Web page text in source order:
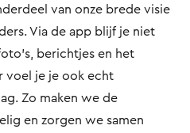
van onze brede visie
Via de app blijf je niet
berichtjes en het
voel je je ook echt
Zo maken we de
en zorgen we samen